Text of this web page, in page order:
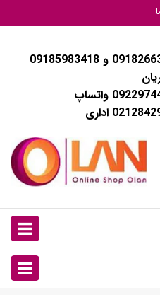
09182663007 و 09185983418
واتساپ
اداری